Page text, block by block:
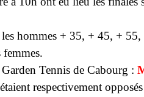
les hommes + 35, + 45, +
femmes.
Tennis de Cabourg :
étaient respectivement